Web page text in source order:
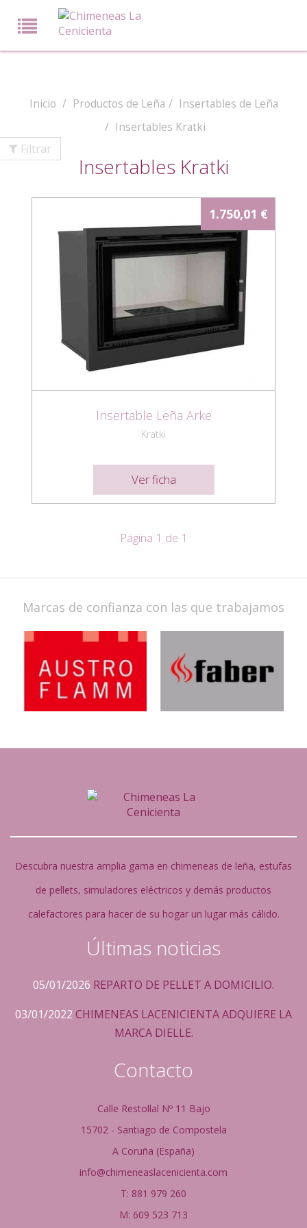
Filtrar
Inicio Productos de Leña
Insertables de Leña
Insertables Kratki
Insertables Kratki
1.750,01 €
Insertable Leña Arke
Kratki
Ver ficha
Página 1 de 1
Marcas de confianza con las que trabajamos
Descubra nuestra amplia gama en chimeneas de leña, estufas
de pellets, simuladores eléctricos y demás productos
calefactores para hacer de su hogar un lugar más cálido.
Últimas noticias
05/01/2026 REPARTO DE PELLET A DOMICILIO.
03/01/2022 CHIMENEAS LACENICIENTA ADQUIERE LA
MARCA DIELLE.
Contacto
Calle Restollal Nº 11 Bajo
15702 - Santiago de Compostela
A Coruña (España)
info@chimeneaslacenicienta.com
T: 881 979 260
M: 609 523 713